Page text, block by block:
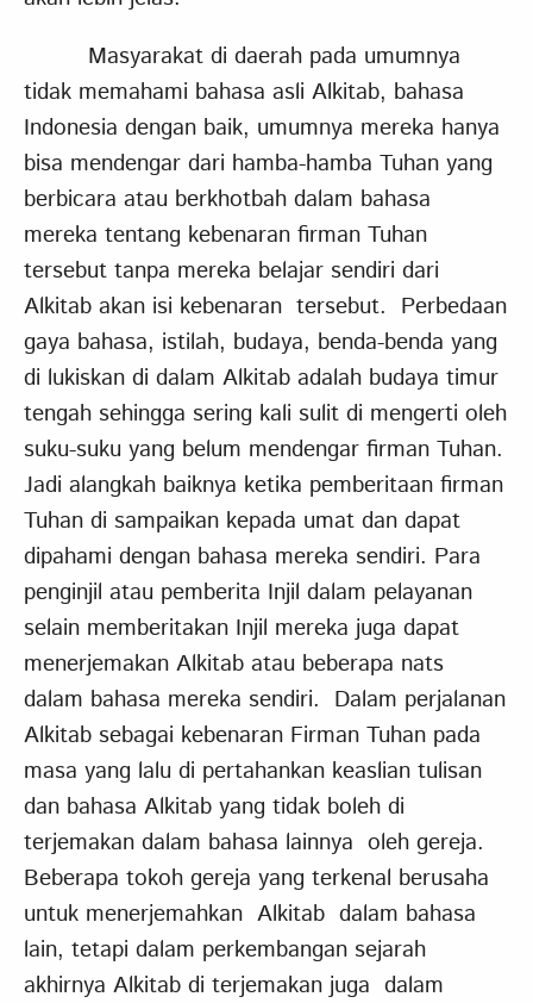
Masyarakat di daerah pada umumnya
tidak memahami bahasa asli Alkitab, bahasa
Indonesia dengan baik, umumnya mereka hanya
bisa mendengar dari hamba-hamba Tuhan yang
berbicara atau berkhotbah dalam bahasa
mereka tentang kebenaran firman Tuhan
tersebut tanpa mereka belajar sendiri dari
Alkitab akan isi kebenaran tersebut. Perbedaan
gaya bahasa, istilah, budaya, benda-benda yang
di lukiskan di dalam Alkitab adalah budaya timur
tengah sehingga sering kali sulit di mengerti oleh
suku-suku yang belum mendengar firman Tuhan.
Jadi alangkah baiknya ketika pemberitaan firman
Tuhan di sampaikan kepada umat dan dapat
dipahami dengan bahasa mereka sendiri. Para
penginjil atau pemberita Injil dalam pelayanan
selain memberitakan Injil mereka juga dapat
menerjemakan Alkitab atau beberapa nats
dalam bahasa mereka sendiri. Dalam perjalanan
Alkitab sebagai kebenaran Firman Tuhan pada
masa yang lalu di pertahankan keaslian tulisan
dan bahasa Alkitab yang tidak boleh di
terjemakan dalam bahasa lainnya oleh gereja.
Beberapa tokoh gereja yang terkenal berusaha
untuk menerjemahkan Alkitab dalam bahasa
lain, tetapi dalam perkembangan sejarah
akhirnya Alkitab di terjemakan juga dalam